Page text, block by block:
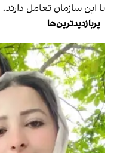
با این سازمان تعامل دارند.
پربازدیدترین‌ها